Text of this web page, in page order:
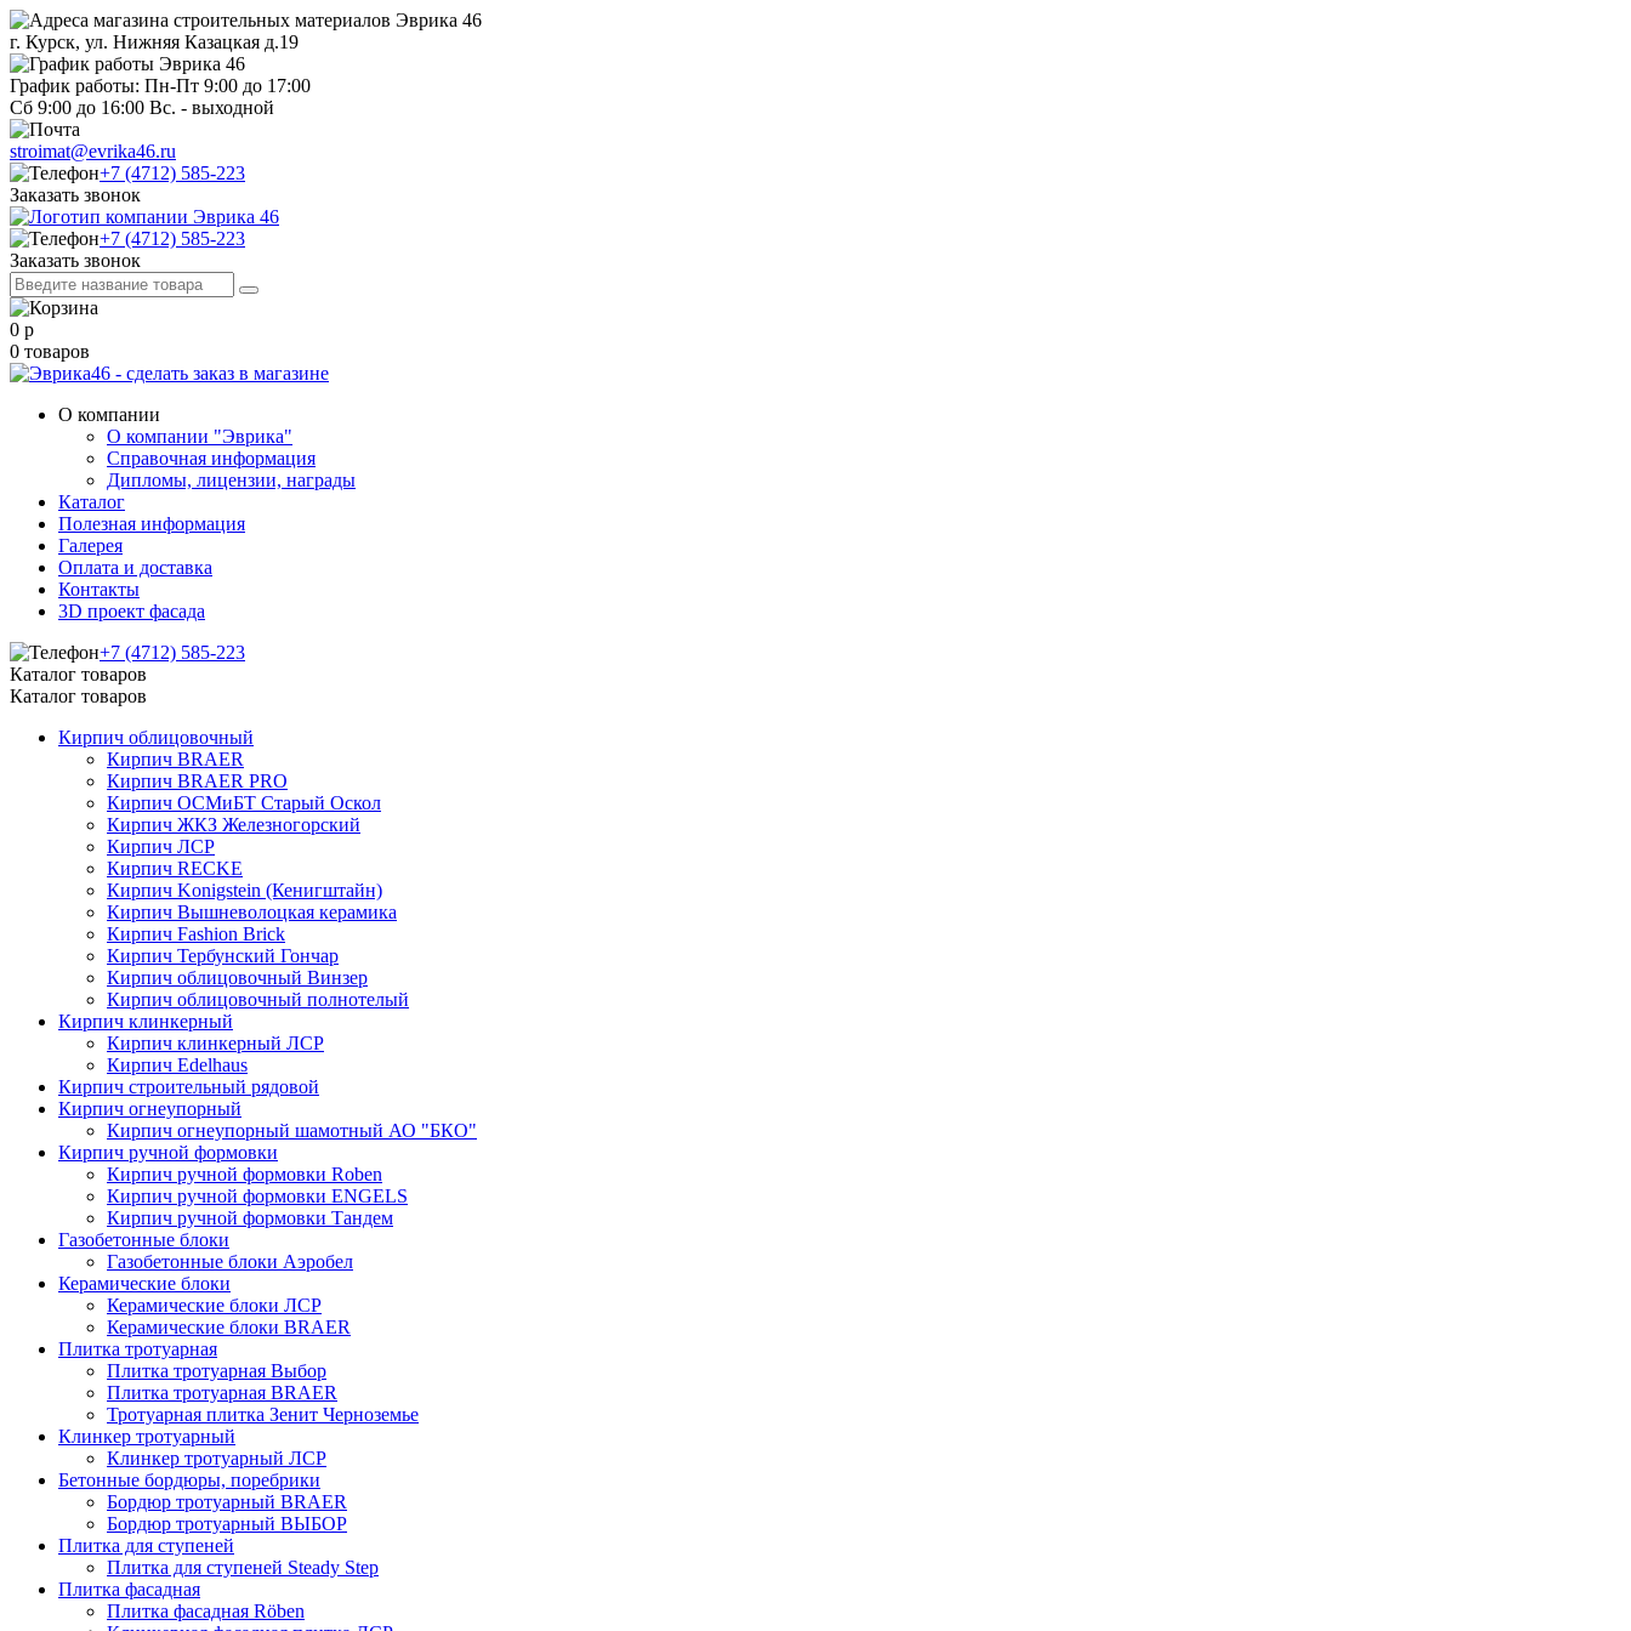
г. Курск, ул. Нижняя Казацкая д.19
График работы: Пн-Пт 9:00 до 17:00
Сб 9:00 до 16:00 Вс. - выходной
stroimat@evrika46.ru
+7 (4712) 585-223
Заказать звонок
+7 (4712) 585-223
Заказать звонок
0 р
0 товаров
О компании
О компании "Эврика"
Справочная информация
Дипломы, лицензии, награды
Каталог
Полезная информация
Галерея
Оплата и доставка
Контакты
3D проект фасада
+7 (4712) 585-223
Каталог товаров
Каталог товаров
Кирпич облицовочный
Кирпич BRAER
Кирпич BRAER PRO
Кирпич ОСМиБТ Старый Оскол
Кирпич ЖКЗ Железногорский
Кирпич ЛСР
Кирпич RECKE
Кирпич Konigstein (Кенигштайн)
Кирпич Вышневолоцкая керамика
Кирпич Fashion Brick
Кирпич Тербунский Гончар
Кирпич облицовочный Винзер
Кирпич облицовочный полнотелый
Кирпич клинкерный
Кирпич клинкерный ЛСР
Кирпич Edelhaus
Кирпич строительный рядовой
Кирпич огнеупорный
Кирпич огнеупорный шамотный АО "БКО"
Кирпич ручной формовки
Кирпич ручной формовки Roben
Кирпич ручной формовки ENGELS
Кирпич ручной формовки Тандем
Газобетонные блоки
Газобетонные блоки Аэробел
Керамические блоки
Керамические блоки ЛСР
Керамические блоки BRAER
Плитка тротуарная
Плитка тротуарная Выбор
Плитка тротуарная BRAER
Тротуарная плитка Зенит Черноземье
Клинкер тротуарный
Клинкер тротуарный ЛСР
Бетонные бордюры, поребрики
Бордюр тротуарный BRAER
Бордюр тротуарный ВЫБОР
Плитка для ступеней
Плитка для ступеней Steady Step
Плитка фасадная
Плитка фасадная Röben